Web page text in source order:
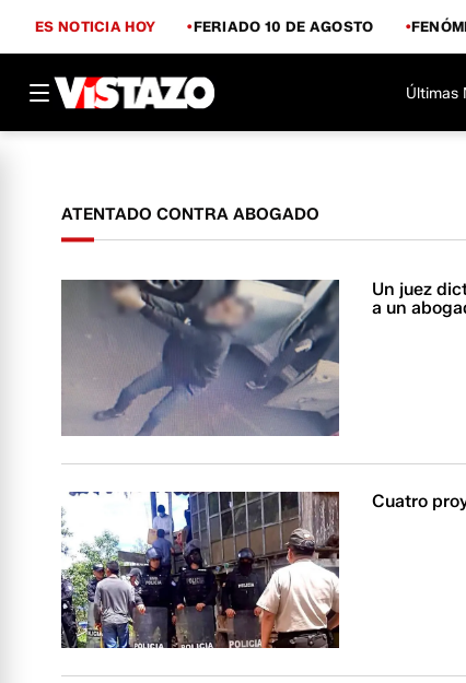
ES NOTICIA HOY FERIADO 10 DE AGOSTO
Últimas
ATENTADO CONTRA ABOGADO
Un juez
a un
Cuatro